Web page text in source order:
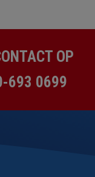
OP
693 0699